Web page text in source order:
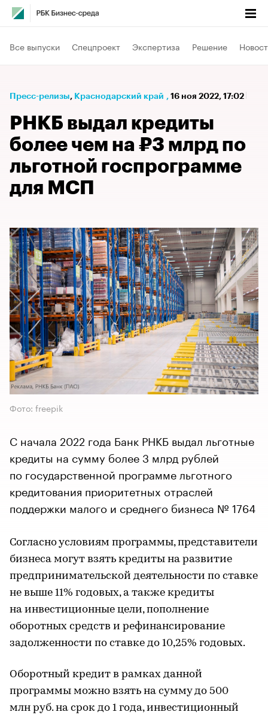
Все выпуски Спецпроект Экспертиза Решение
Пресс-релизы⁠, Краснодарский край , 16 ноя 2022, 17:02
РНКБ выдал кредиты
более чем на ₽3 млрд по
льготной госпрограмме
для МСП
Фото: freepik
С начала 2022 года Банк РНКБ выдал льготные
кредиты на сумму более 3 млрд рублей
по государственной программе льготного
кредитования приоритетных отраслей
поддержки малого и среднего бизнеса № 1764
Согласно условиям программы, представители
бизнеса могут взять кредиты на развитие
предпринимательской деятельности по ставке
не выше 11% годовых, а также кредиты
на инвестиционные цели, пополнение
оборотных средств и рефинансирование
задолженности по ставке до 10,25% годовых.
Оборотный кредит в рамках данной
программы можно взять на сумму до 500
млн руб. на срок до 1 года, инвестиционный